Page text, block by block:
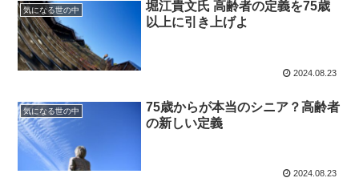
気になる世の中
堀江貴文氏 高齢者の定義を75歳
以上に引き上げよ
2024.08.23
気になる世の中
75歳からが本当のシニア？高齢者
の新しい定義
2024.08.23